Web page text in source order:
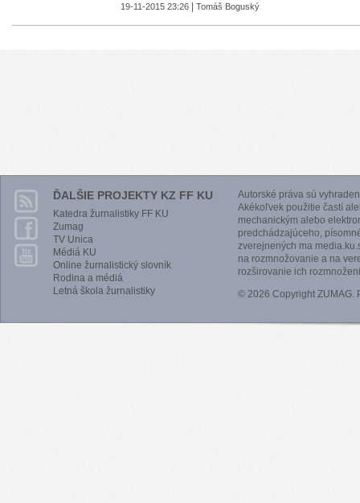
19-11-2015 23:26 Tomáš Boguský
ĎALŠIE PROJEKTY KZ FF KU
Katedra žurnalistiky FF KU
Zumag
TV Unica
Médiá KU
Online žurnalistický slovník
Rodina a médiá
Letná škola žurnalistiky
Autorské práva sú
Akékoľvek použitie častí
mechanickým alebo
predchádzajúceho,
zverejnených ma
na rozmnožovanie a na
rozširovanie ich
© 2026 Copyright ZUMAG.